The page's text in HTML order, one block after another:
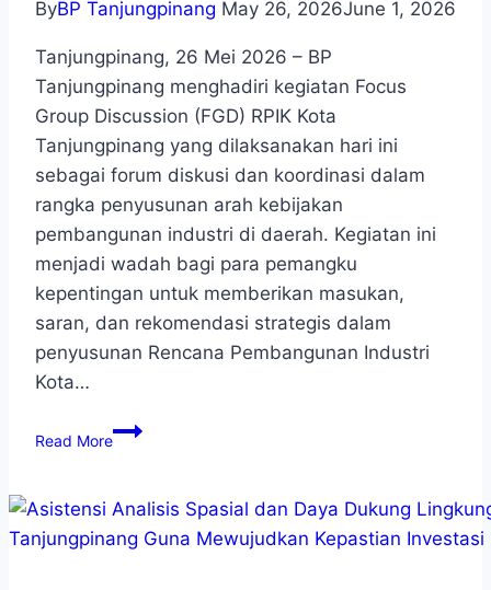
ByBP Tanjungpinang May 26, 2026June 1, 2026
Tanjungpinang, 26 Mei 2026 – BP
Tanjungpinang menghadiri kegiatan Focus
Group Discussion (FGD) RPIK Kota
Tanjungpinang yang dilaksanakan hari ini
sebagai forum diskusi dan koordinasi dalam
rangka penyusunan arah kebijakan
pembangunan industri di daerah. Kegiatan ini
menjadi wadah bagi para pemangku
kepentingan untuk memberikan masukan,
saran, dan rekomendasi strategis dalam
penyusunan Rencana Pembangunan Industri
Kota…
Read More